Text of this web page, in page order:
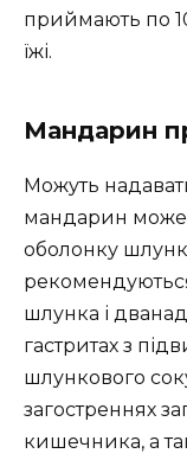
приймають по
їжі.
Мандарин
Можуть
мандарин може
оболонку
шлунка і
гастритах з
шлункового
загостреннях
кишечника, а